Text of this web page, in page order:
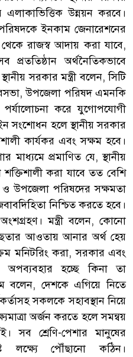
এলাকাভিত্তিক উন্নয়ন করবে।
ইনকাম জেনারেশনের
থেকে রাজস্ব আদায় করা যাবে,
অর্থনৈতিকভাবে
সরকার মন্ত্রী বলেন, সিটি
উপজেলা পরিষদ এমনকি
করে যুগোপযোগী
সংশোধন হলে স্থানীয় সরকার
কার্যকর এবং সক্ষম হবে।
মাধ্যমে প্রমাণিত যে, স্থানীয়
করা যাবে তত বেশি
ও উপজেলা পরিষদের সক্ষমতা
নিশ্চিত করতে হবে।
মন্ত্রী বলেন, কোনো
আওতায় আনার অর্থ হেয়
মনিটরিং করা, সরকার এবং
অপব্যবহার হচ্ছে কিনা তা
বলেন, দেশকে এগিয়ে নিতে
সকলকে সহাবস্থান নিয়ে
অর্জন করতে হলে সমন্বয়
সব শ্রেণি-পেশার মানুষের
লক্ষ্যে পৌঁছানো কঠিন।